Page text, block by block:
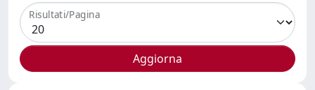
Risultati/Pagina